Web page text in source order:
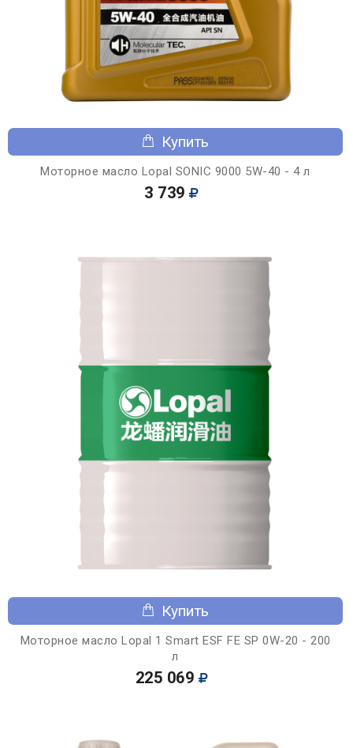
Купить
Моторное масло Lopal SONIC 9000 5W-40 - 4 л
3 739
Купить
Моторное масло Lopal 1 Smart ESF FE SP 0W-20 - 200
л
225 069